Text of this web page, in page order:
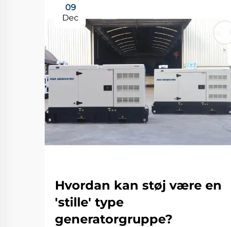
09
Dec
Hvordan kan støj være en
'stille' type
generatorgruppe?